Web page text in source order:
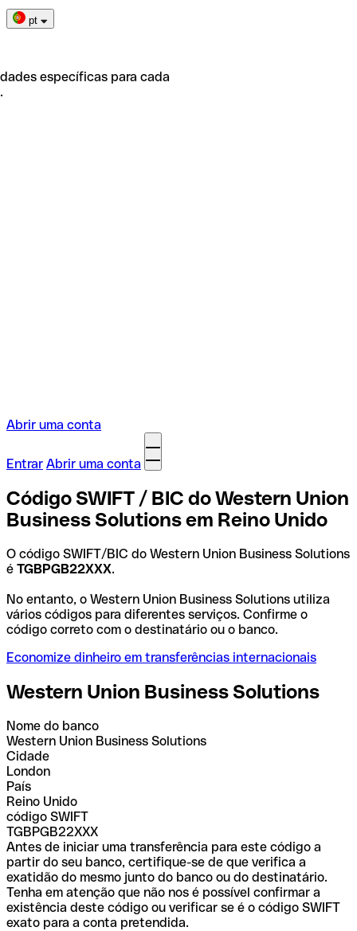
pt
específicas para cada
Abrir uma conta
Entrar Abrir uma conta
Código SWIFT / BIC do Western Union
Business Solutions em Reino Unido
O código SWIFT/BIC do Western Union Business Solutions
é TGBPGB22XXX.
No entanto, o Western Union Business Solutions utiliza
vários códigos para diferentes serviços. Confirme o
código correto com o destinatário ou o banco.
Economize dinheiro em transferências internacionais
Western Union Business Solutions
Nome do banco
Western Union Business Solutions
Cidade
London
País
Reino Unido
código SWIFT
TGBPGB22XXX
Antes de iniciar uma transferência para este código a
partir do seu banco, certifique-se de que verifica a
exatidão do mesmo junto do banco ou do destinatário.
Tenha em atenção que não nos é possível confirmar a
existência deste código ou verificar se é o código SWIFT
exato para a conta pretendida.